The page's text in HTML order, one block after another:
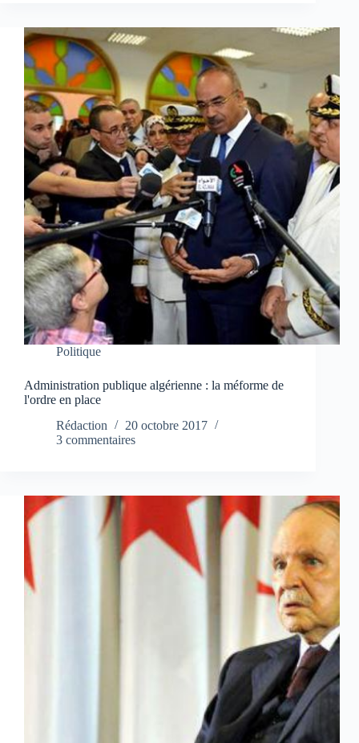
Politique
Administration publique algérienne : la méforme de
l'ordre en place
Rédaction
20 octobre 2017
3 commentaires